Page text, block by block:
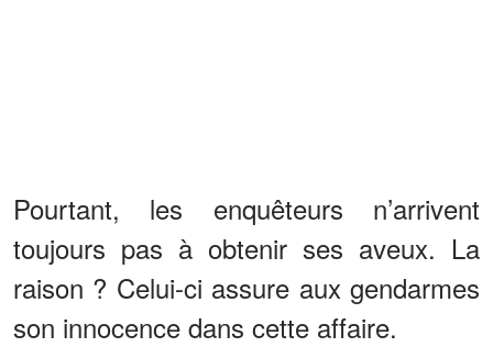
Pourtant, les enquêteurs n’arrivent
toujours pas à obtenir ses aveux. La
raison ? Celui-ci assure aux gendarmes
son innocence dans cette affaire.